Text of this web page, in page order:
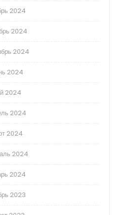
2024
2024
2024
2024
2024
2024
2024
2024
2024
2023